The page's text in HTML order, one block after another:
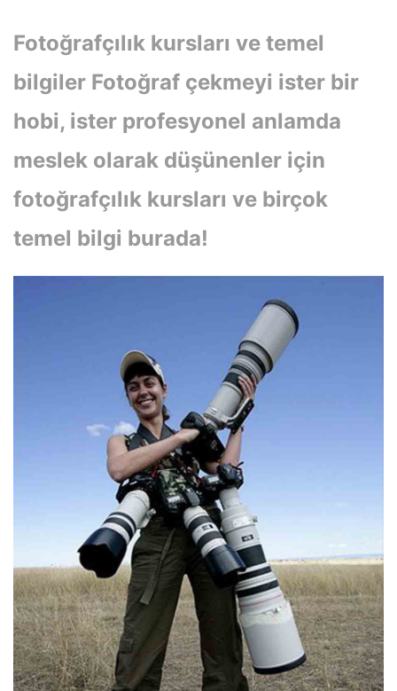
Fotoğrafçılık kursları ve temel
bilgiler Fotoğraf çekmeyi ister bir
hobi, ister profesyonel anlamda
meslek olarak düşünenler için
fotoğrafçılık kursları ve birçok
temel bilgi burada!